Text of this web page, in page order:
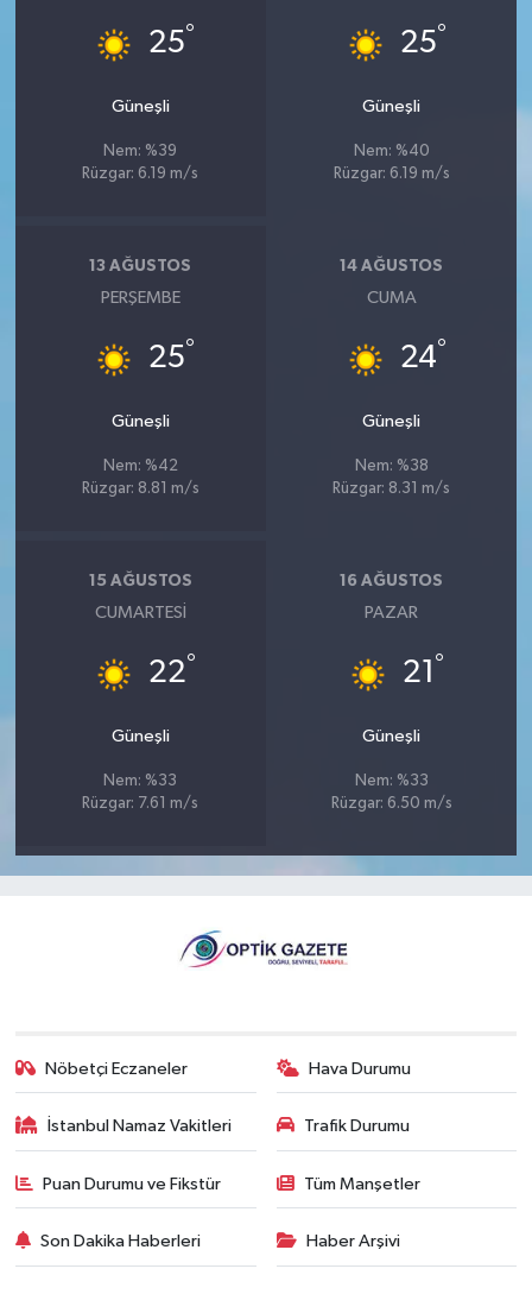
25°
Güneşli
Nem: %39
Rüzgar: 6.19 m/s
25°
Güneşli
Nem: %40
Rüzgar: 6.19 m/s
13 AĞUSTOS
PERŞEMBE
25°
Güneşli
Nem: %42
Rüzgar: 8.81 m/s
14 AĞUSTOS
CUMA
24°
Güneşli
Nem: %38
Rüzgar: 8.31 m/s
15 AĞUSTOS
CUMARTESI
22°
Güneşli
Nem: %33
Rüzgar: 7.61 m/s
16 AĞUSTOS
PAZAR
21 °
Güneşli
Nem: %33
Rüzgar: 6.50 m/s
Nöbetçi Eczaneler Hava Durumu
İstanbul Namaz Vakitleri Trafik Durumu
Puan Durumu ve Fikstür Tüm Manşetler
Son Dakika Haberleri Haber Arşivi